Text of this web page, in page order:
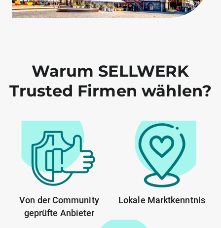
Warum SELLWERK
Trusted Firmen wählen?
Von der Community
geprüfte Anbieter
Lokale Marktkenntnis